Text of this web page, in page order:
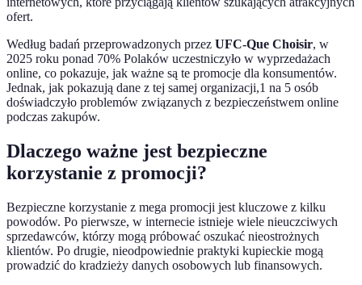
ofert.
Według badań przeprowadzonych przez UFC-Que Choisir, w
2025 roku ponad 70% Polaków uczestniczyło w wyprzedażach
online, co pokazuje, jak ważne są te promocje dla konsumentów.
Jednak, jak pokazują dane z tej samej organizacji,1 na 5 osób
doświadczyło problemów związanych z bezpieczeństwem online
podczas zakupów.
Dlaczego ważne jest bezpieczne
korzystanie z promocji?
Bezpieczne korzystanie z mega promocji jest kluczowe z kilku
powodów. Po pierwsze, w internecie istnieje wiele nieuczciwych
sprzedawców, którzy mogą próbować oszukać nieostrożnych
klientów. Po drugie, nieodpowiednie praktyki kupieckie mogą
prowadzić do kradzieży danych osobowych lub finansowych.